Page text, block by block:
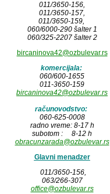
011/3650-156,
011/3650-157,
011/3650-159,
060/6000-290 šalter 1
060/325-2207 šalter 2
bircaninova42@ozbulevar.rs
komercijala:
060/600-1655
011-3650-159
bircaninova42@ozbulevar.rs
računovodstvo:
060-625-0008
radno vreme: 8-17 h
subotom : 8-12 h
obracunzarada@ozbulevar.rs
Glavni menadzer
011/3650-156,
063/266-307
office@ozbulevar.rs